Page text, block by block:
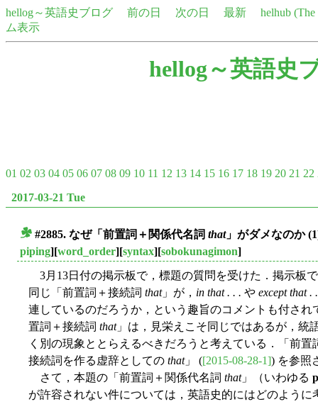
hellog～英語史ブログ 前の日 次の日 最新
helhub
ム表示
hellog～英語史
01 02 03 04 05 06 07 08 09 10 11 12 13 14 15 16 17 18 19 20 21 22
2017-03-21 Tue
#2885. なぜ「前置詞＋関係代名詞 that」がダメなのか
piping][word_order][syntax][sobokunagimon]
3月13日付の掲示板で，標題の質問を受けた．掲示板
同じ「前置詞＋接続詞 that」が， in that . . . や except that .
連しているのだろうか，という趣旨のコメントも付さ
置詞＋接続詞 that」は，見栄えこそ同じではあるが，統
く別の現象ととらえるべきだろうと考えている．「前
接続詞を作る虚辞としての that」 ([2015-08-28-1]) を参照
さて，本題の「前置詞＋関係代名詞 that」（いわゆる
が許容されない件については，英語史的にはどのように